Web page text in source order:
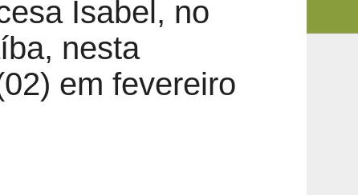
Isabel, no
nesta
em fevereiro